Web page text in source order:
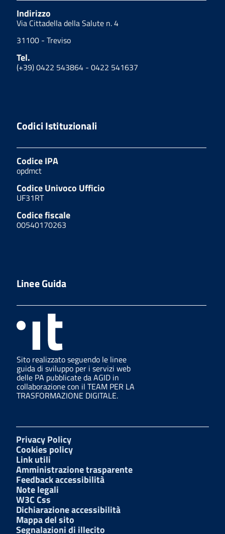
Indirizzo
Via Cittadella della Salute n. 4
31100 - Treviso
Tel.
(+39) 0422 543864 - 0422 541637
Codici Istituzionali
Codice IPA
opdmct
Codice Univoco Ufficio
UF31RT
Codice fiscale
00540170263
Linee Guida
Sito realizzato seguendo le linee
guida di sviluppo per i servizi web
delle PA pubblicate da AGID in
collaborazione con il TEAM PER LA
TRASFORMAZIONE DIGITALE.
Privacy Policy
Cookies policy
Link utili
Amministrazione trasparente
Feedback accessibilità
Note legali
W3C Css
Dichiarazione accessibilità
Mappa del sito
Segnalazioni di illecito